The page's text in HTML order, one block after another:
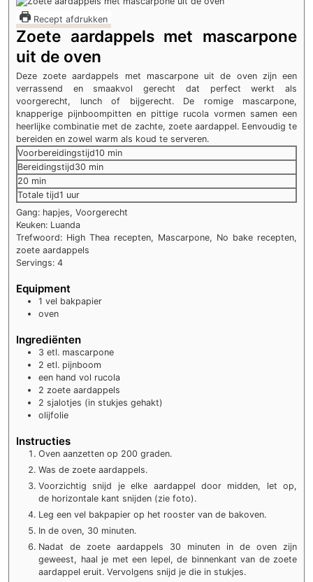
Recept afdrukken
Zoete aardappels met mascarpone
uit de oven
Deze zoete aardappels met mascarpone uit de oven zijn een
verrassend en smaakvol gerecht dat perfect werkt als
voorgerecht, lunch of bijgerecht. De romige mascarpone,
knapperige pijnboompitten en pittige rucola vormen samen een
heerlijke combinatie met de zachte, zoete aardappel. Eenvoudig te
bereiden en zowel warm als koud te serveren.
Voorbereidingstijd10 minuten
min
Bereidingstijd30 minuten
min
20 minuten
min
Totale tijd1 uur
uur
Gang: hapjes, Voorgerecht
Keuken: Luanda
Trefwoord: High Thea recepten, Mascarpone, No bake recepten,
zoete aardappels
Servings: 4
Equipment
1 vel bakpapier
oven
Ingrediënten
3 etl. mascarpone
2 etl. pijnboom
een hand vol rucola
2 zoete aardappels
2 sjalotjes (in stukjes gehakt)
olijfolie
Instructies
Oven aanzetten op 200 graden.
Was de zoete aardappels.
Voorzichtig snijd je elke aardappel door midden, let op,
de horizontale kant snijden (zie foto).
Leg een vel bakpapier op het rooster van de bakoven.
In de oven, 30 minuten.
Nadat de zoete aardappels 30 minuten in de oven zijn
geweest, haal je met een lepel, de binnenkant van de zoete
aardappel eruit. Vervolgens snijd je die in stukjes.